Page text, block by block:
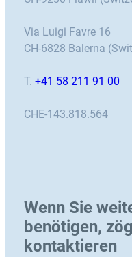
Via Luigi Favre 16
CH-6828 Balerna
T. +41 58 211 91 00
CHE-143.818.564
Wenn Sie
benötigen,
kontaktieren